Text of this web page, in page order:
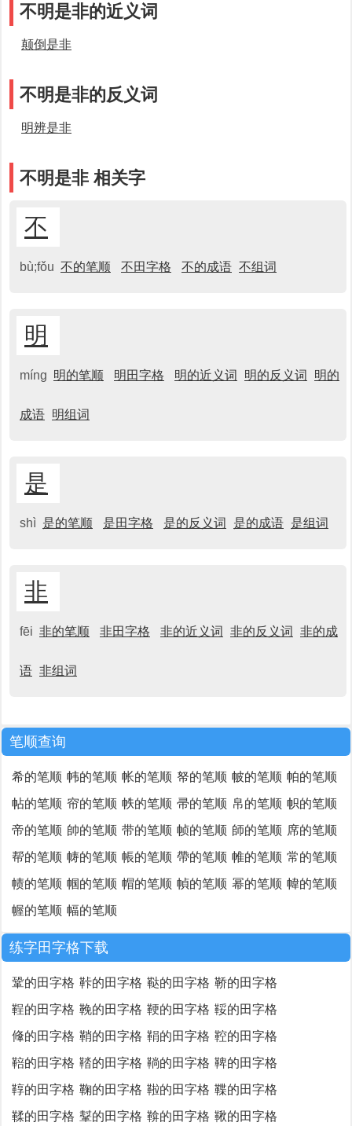
不明是非的近义词
颠倒是非
不明是非的反义词
明辨是非
不明是非 相关字
不
bù;fǒu 不的笔顺 不田字格 不的成语 不组词
明
míng 明的笔顺 明田字格 明的近义词 明的反义词 明的
成语 明组词
是
shì 是的笔顺 是田字格 是的反义词 是的成语 是组词
非
fēi 非的笔顺 非田字格 非的近义词 非的反义词 非的成
语 非组词
笔顺查询
希的笔顺 帏的笔顺 帐的笔顺 帑的笔顺 帔的笔顺 帕的笔顺
帖的笔顺 帘的笔顺 帙的笔顺 帚的笔顺 帛的笔顺 帜的笔顺
帝的笔顺 帥的笔顺 带的笔顺 帧的笔顺 師的笔顺 席的笔顺
帮的笔顺 帱的笔顺 帳的笔顺 帶的笔顺 帷的笔顺 常的笔顺
帻的笔顺 帼的笔顺 帽的笔顺 幀的笔顺 幂的笔顺 幃的笔顺
幄的笔顺 幅的笔顺
练字田字格下载
鞏的田字格 鞐的田字格 鞑的田字格 鞒的田字格
鞓的田字格 鞔的田字格 鞕的田字格 鞖的田字格
鞗的田字格 鞘的田字格 鞙的田字格 鞚的田字格
鞛的田字格 鞜的田字格 鞝的田字格 鞞的田字格
鞟的田字格 鞠的田字格 鞡的田字格 鞢的田字格
鞣的田字格 鞤的田字格 鞥的田字格 鞦的田字格